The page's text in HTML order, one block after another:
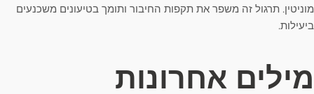
מוניטין. תרגול זה משפר את תקפות החיבור ותומך בטיעונים משכנעים
ביעילות.
מילים אחרונות